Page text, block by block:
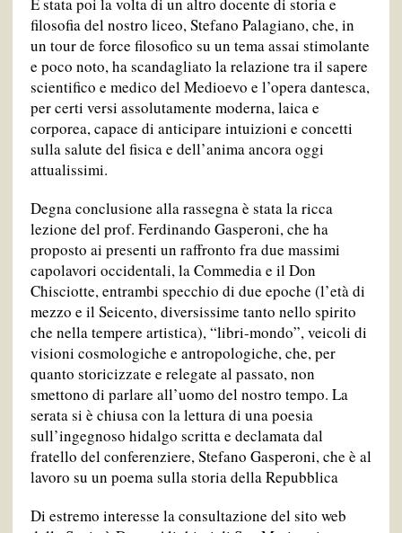
filosofia del nostro liceo, Stefano Palagiano, che, in
un tour de force filosofico su un tema assai stimolante
e poco noto, ha scandagliato la relazione tra il sapere
scientifico e medico del Medioevo e l’opera dantesca,
per certi versi assolutamente moderna, laica e
corporea, capace di anticipare intuizioni e concetti
sulla salute del fisica e dell’anima ancora oggi
attualissimi.
Degna conclusione alla rassegna è stata la ricca
lezione del prof. Ferdinando Gasperoni, che ha
proposto ai presenti un raffronto fra due massimi
capolavori occidentali, la Commedia e il Don
Chisciotte, entrambi specchio di due epoche (l’età di
mezzo e il Seicento, diversissime tanto nello spirito
che nella tempere artistica), “libri-mondo”, veicoli di
visioni cosmologiche e antropologiche, che, per
quanto storicizzate e relegate al passato, non
smettono di parlare all’uomo del nostro tempo. La
serata si è chiusa con la lettura di una poesia
sull’ingegnoso hidalgo scritta e declamata dal
fratello del conferenziere, Stefano Gasperoni, che è al
lavoro su un poema sulla storia della Repubblica
Di estremo interesse la consultazione del sito web